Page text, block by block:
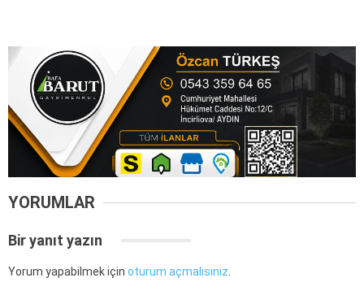
YORUMLAR
Bir yanıt yazın
Yorum yapabilmek için oturum açmalısınız.